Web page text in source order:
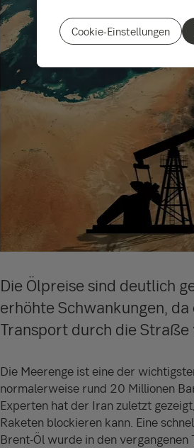
Die Ölpreise sind deutlich
erhöhte Schwankungen,
Transport durch die
Die Meerenge ist eine der
normalerweise rund 20 Millionen
Experten hat der Iran zuletzt
Raketen blockieren kann. Eine
Brent-Öl wurde in den vergangenen
Cookie-Einstellungen